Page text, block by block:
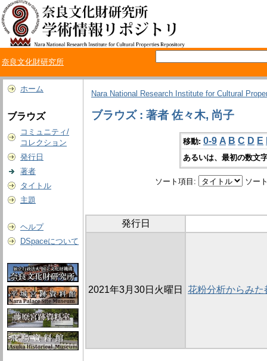
奈良文化財研究所
ホーム
ブラウズ
コミュニティ/
コレクション
発行日
著者
タイトル
主題
ヘルプ
DSpaceについて
Nara National Research Institute for Cultural
ブラウズ : 著者 佐々木, 尚子
移動: 0-9 A B C D E
あるいは、最初の数文
ソート項目: ソー
発行日
2021年3月30日火曜日 花粉分析からみ